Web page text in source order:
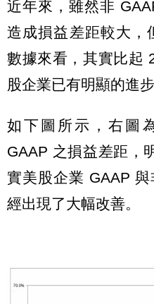
近年來，雖然非
造成損益差距較大，
數據來看，其實比起
股企業已有明顯的進步
如下圖所示，右圖
GAAP 之損益差距，
實美股企業 GAAP
經出現了大幅改善。